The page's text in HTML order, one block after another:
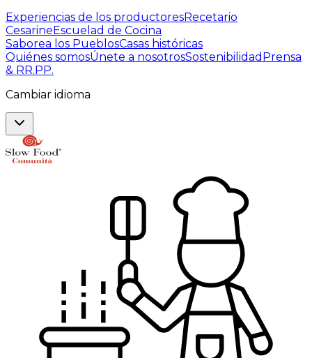
Experiencias de los productoresRecetario
CesarineEscuelad de Cocina
Saborea los PueblosCasas históricas
Quiénes somosÚnete a nosotrosSostenibilidad Prensa
& RR.PP.
Cambiar idioma